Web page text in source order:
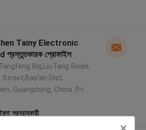
Tainy Electronic
প্রস্তুতকারক প্রোফাইল
Blg,LiuTang Road,
Street,Bao'an Dist,
Guangdong, China ,চীন
সরবরাহকারী